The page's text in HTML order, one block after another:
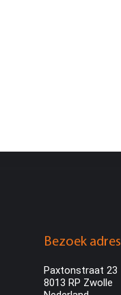
Bezoek adres
Paxtonstraat 23
8013 RP Zwolle